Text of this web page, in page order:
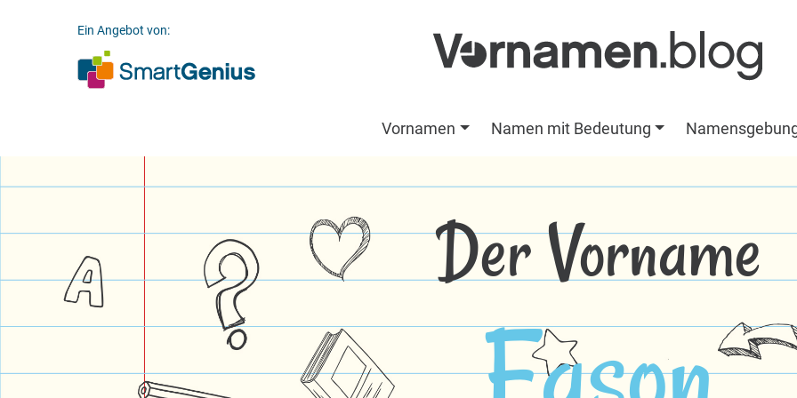
Ein Angebot von:
Vornamen Namen mit Bedeutung
Der Vorname